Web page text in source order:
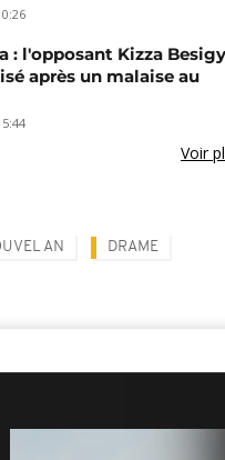
: l'opposant Kizza
après un malaise au
Voir
AN DRAME